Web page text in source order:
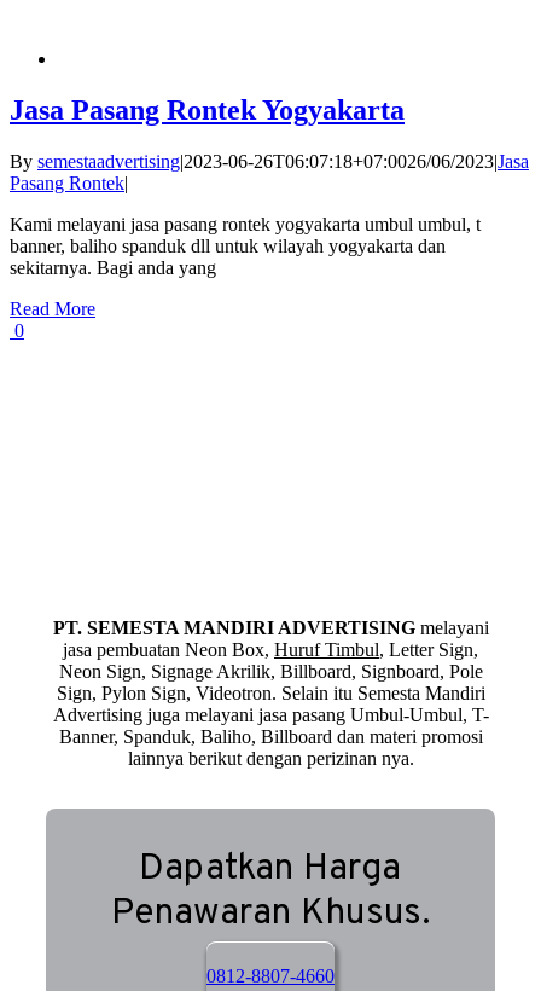
Jasa Pasang Rontek Yogyakarta
By semestaadvertising|2023-06-26T06:07:18+07:0026/06/2023|Jasa
Pasang Rontek|
Kami melayani jasa pasang rontek yogyakarta umbul umbul, t
banner, baliho spanduk dll untuk wilayah yogyakarta dan
sekitarnya. Bagi anda yang
Read More
0
PT. SEMESTA MANDIRI ADVERTISINGmelayani
jasa pembuatan Neon Box, Huruf Timbul, Letter Sign,
Neon Sign, Signage Akrilik, Billboard, Signboard, Pole
Sign, Pylon Sign, Videotron. Selain itu Semesta Mandiri
Advertising juga melayani jasa pasang Umbul-Umbul, T-
Banner, Spanduk, Baliho, Billboard dan materi promosi
lainnya berikut dengan perizinan nya.
Dapatkan Harga
Penawaran Khusus.
0812-8807-4660